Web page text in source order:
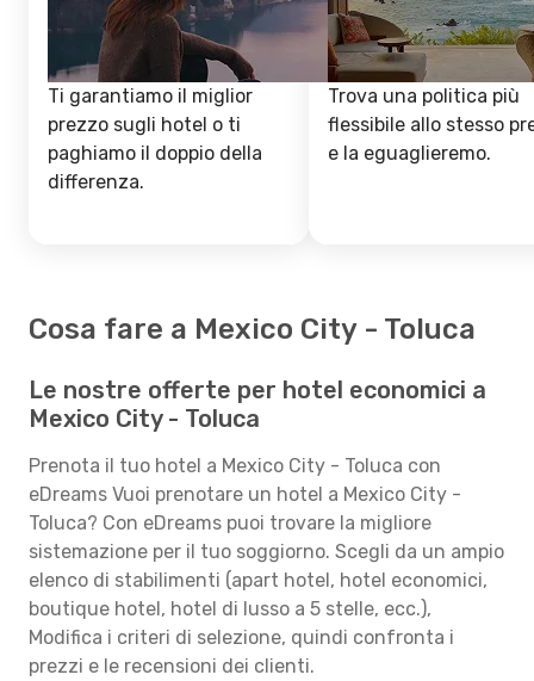
Ti garantiamo il miglior
prezzo sugli hotel o ti
paghiamo il doppio della
differenza.
Trova una politica più
flessibile allo stesso
e la eguaglieremo.
Cosa fare a Mexico City - Toluca
Le nostre offerte per hotel economici a
Mexico City - Toluca
Prenota il tuo hotel a Mexico City - Toluca con
eDreams Vuoi prenotare un hotel a Mexico City -
Toluca? Con eDreams puoi trovare la migliore
sistemazione per il tuo soggiorno. Scegli da un ampio
elenco di stabilimenti (apart hotel, hotel economici,
boutique hotel, hotel di lusso a 5 stelle, ecc.),
Modifica i criteri di selezione, quindi confronta i
prezzi e le recensioni dei clienti.